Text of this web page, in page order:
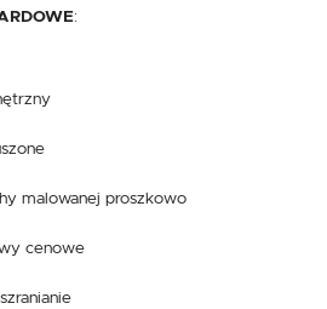
:
malowanej proszkowo
cenowe